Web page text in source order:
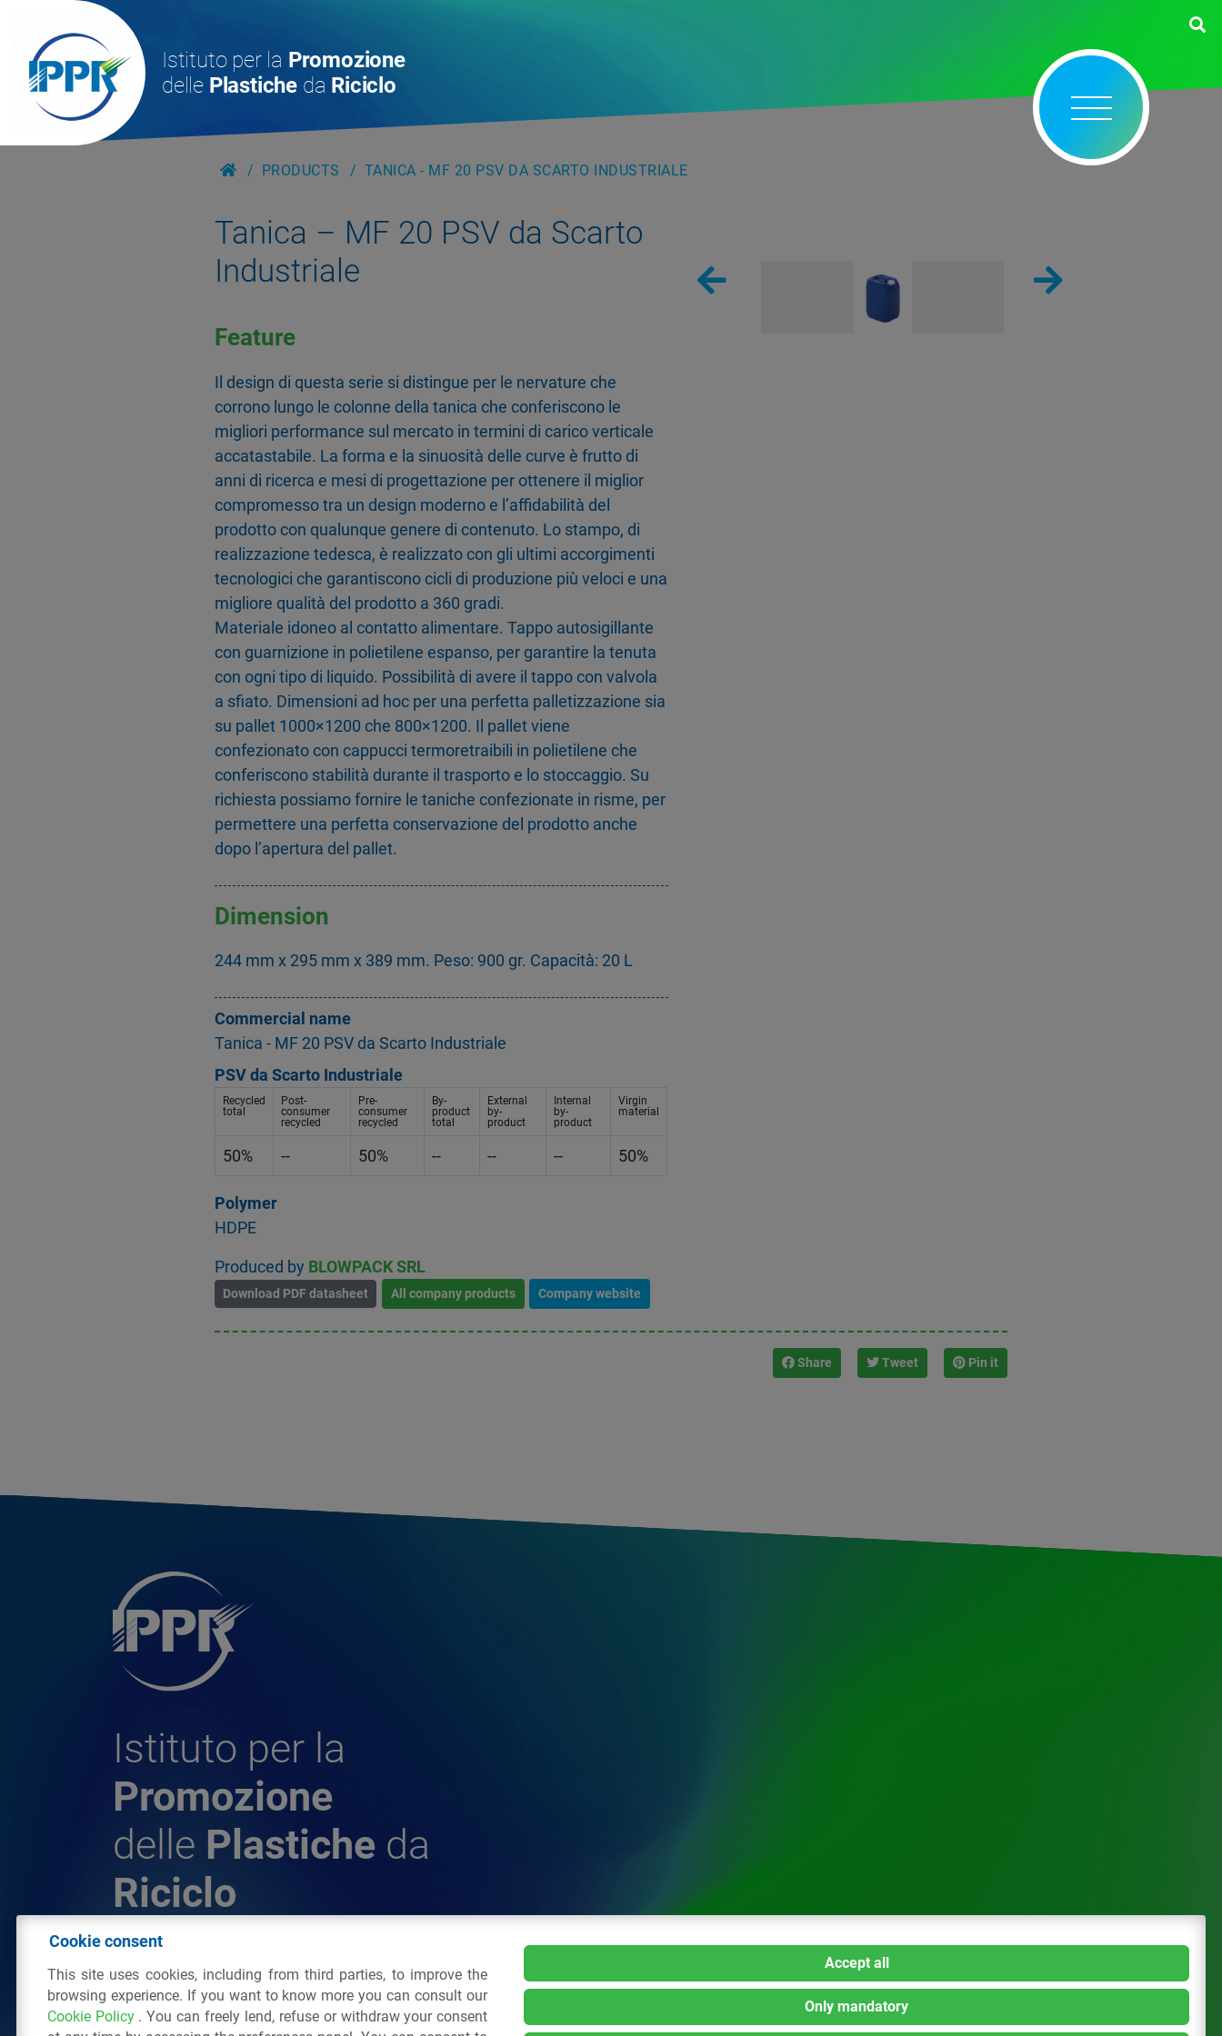
Istituto per la Promozione
delle Plastiche da Riciclo
PRODUCTS TANICA - MF 20 PSV DA SCARTO INDUSTRIALE
Tanica – MF 20 PSV da Scarto
Industriale
Feature
Il design di questa serie si distingue per le nervature che
corrono lungo le colonne della tanica che conferiscono le
migliori performance sul mercato in termini di carico verticale
accatastabile. La forma e la sinuosità delle curve è frutto di
anni di ricerca e mesi di progettazione per ottenere il miglior
compromesso tra un design moderno e l’affidabilità del
prodotto con qualunque genere di contenuto. Lo stampo, di
realizzazione tedesca, è realizzato con gli ultimi accorgimenti
tecnologici che garantiscono cicli di produzione più veloci e una
migliore qualità del prodotto a 360 gradi.
Materiale idoneo al contatto alimentare. Tappo autosigillante
con guarnizione in polietilene espanso, per garantire la tenuta
con ogni tipo di liquido. Possibilità di avere il tappo con valvola
a sfiato. Dimensioni ad hoc per una perfetta palletizzazione sia
su pallet 1000×1200 che 800×1200. Il pallet viene
confezionato con cappucci termoretraibili in polietilene che
conferiscono stabilità durante il trasporto e lo stoccaggio. Su
richiesta possiamo fornire le taniche confezionate in risme, per
permettere una perfetta conservazione del prodotto anche
dopo l’apertura del pallet.
Dimension
244 mm x 295 mm x 389 mm. Peso: 900 gr. Capacità: 20 L
Commercial name
Tanica - MF 20 PSV da Scarto Industriale
PSV da Scarto Industriale
Recycled
total
Post-
consumer
recycled
Pre-
consumer
recycled
By-
product
total
External
by-
product
Internal
by-
product
Virgin
material
50% -- 50% -- -- -- 50%
Polymer
HDPE
Produced by BLOWPACK SRL
Download PDF datasheet All company products Company website
Share Tweet Pin it
Istituto per la
Promozione
delle Plastiche da
Riciclo
da Riciclo
C.F. 97381090154
Cookie consent
This site uses cookies, including from third parties, to improve the
browsing experience. If you want to know more you can consult our
Cookie Policy . You can freely lend, refuse or withdraw your consent
Accept all
Only mandatory